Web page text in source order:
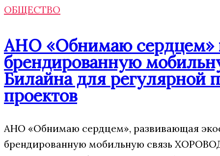
ОБЩЕСТВО
АНО «Обнимаю сердцем»
брендированную
Билайна для регулярной
проектов
АНО «Обнимаю сердцем», развивающая
брендированную мобильную связь